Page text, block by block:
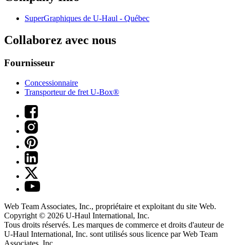
SuperGraphiques de U-Haul - Québec
Collaborez avec nous
Fournisseur
Concessionnaire
Transporteur de fret U-Box®
Web Team Associates, Inc., propriétaire et exploitant du site Web.
Copyright © 2026 U-Haul International, Inc.
Tous droits réservés. Les marques de commerce et droits d'auteur de
U-Haul International, Inc. sont utilisés sous licence par Web Team
Associates, Inc.